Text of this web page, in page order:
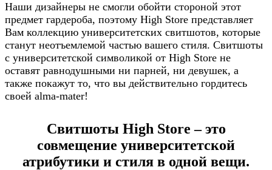
Наши дизайнеры не смогли обойти стороной этот
предмет гардероба, поэтому High Store представляет
Вам коллекцию университетских свитшотов, которые
станут неотъемлемой частью вашего стиля. Свитшоты
с университетской символикой от High Store не
оставят равнодушными ни парней, ни девушек, а
также покажут то, что вы действительно гордитесь
своей alma-mater!
Свитшоты High Store – это
совмещение университетской
атрибутики и стиля в одной вещи.